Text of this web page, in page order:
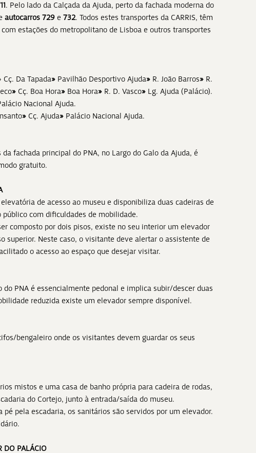
. Pelo lado da Calçada da Ajuda, perto da fachada moderna do
autocarros 729 e 732. Todos estes transportes da CARRIS, têm
estações do metropolitano de Lisboa e outros transportes
Da Tapada» Pavilhão Desportivo Ajuda» R. João Barros» R.
» Cç. Boa Hora» Boa Hora» R. D. Vasco» Lg. Ajuda (Palácio).
Nacional Ajuda.
» Cç. Ajuda» Palácio Nacional Ajuda.
fachada principal do PNA, no Largo do Galo da Ajuda, é
gratuito.
de acesso ao museu e disponibiliza duas cadeiras de
público com dificuldades de mobilidade.
composto por dois pisos, existe no seu interior um elevador
superior. Neste caso, o visitante deve alertar o assistente de
o acesso ao espaço que desejar visitar.
do PNA é essencialmente pedonal e implica subir/descer duas
reduzida existe um elevador sempre disponível.
bengaleiro onde os visitantes devem guardar os seus
mistos e uma casa de banho própria para cadeira de rodas,
do Cortejo, junto à entrada/saída do museu.
pé pela escadaria, os sanitários são servidos por um elevador.
DO PALÁCIO